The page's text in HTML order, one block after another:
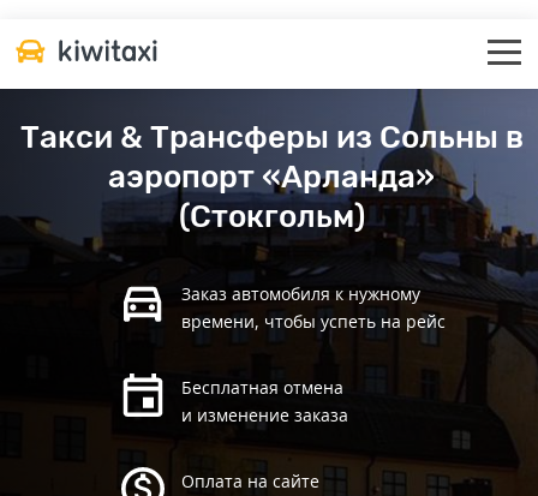
Такси & Трансферы из Сольны в
аэропорт «Арланда»
(Стокгольм)
Заказ автомобиля к нужному
времени, чтобы успеть на рейс
Бесплатная отмена
и изменение заказа
Оплата на сайте